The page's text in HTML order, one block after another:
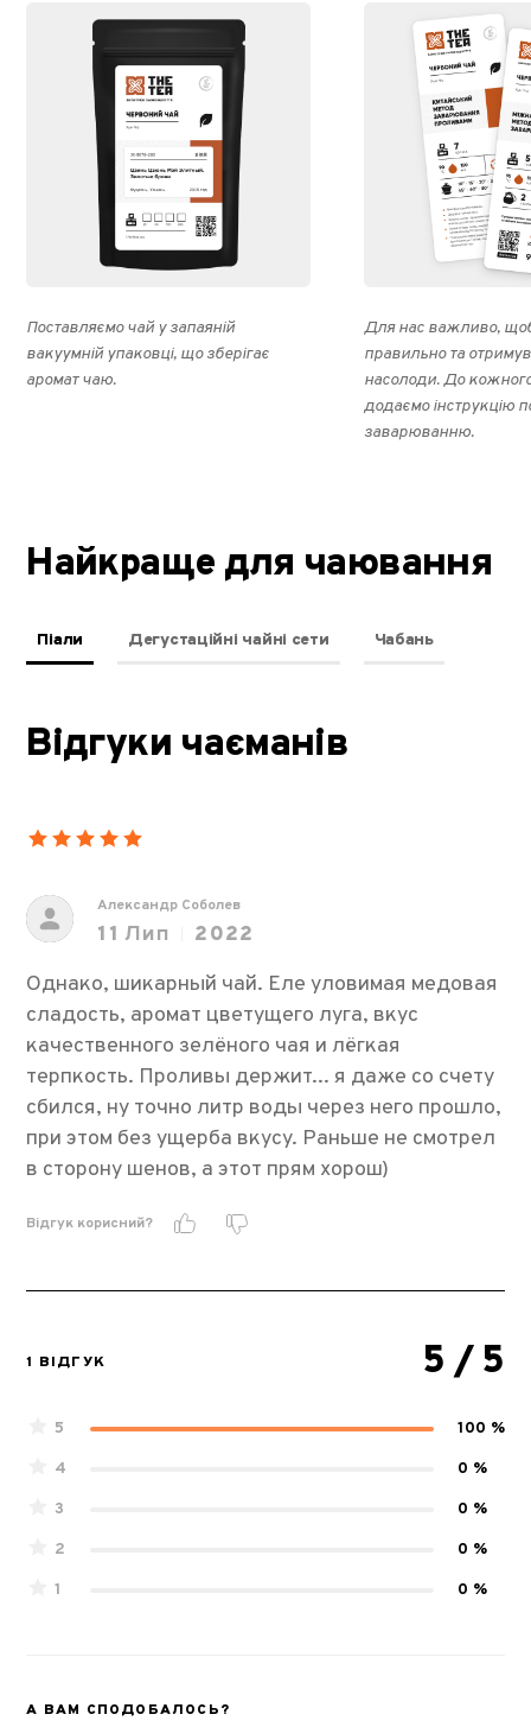
Поставляємо чай у запаяній
вакуумній упаковці, що зберігає
аромат чаю.
Для нас важливо,
правильно та
насолоди. До
додаємо інструкцію
заварюванню.
Найкраще для чаювання
Піали Дегустаційні чайні сети Чабань
Відгуки чаєманів
Александр Соболев
11 Лип
2022
Однако, шикарный чай. Еле уловимая медовая
сладость, аромат цветущего луга, вкус
качественного зелёного чая и лёгкая
терпкость. Проливы держит... я даже со счету
сбился, ну точно литр воды через него прошло,
при этом без ущерба вкусу. Раньше не смотрел
в сторону шенов, а этот прям хорош)
Відгук корисний?
1 ВІДГУК 5 / 5
5
100 %
4
0 %
3
0 %
2
0 %
1
0 %
А ВАМ СПОДОБАЛОСЬ?